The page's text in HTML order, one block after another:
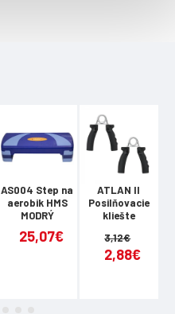
AS004 Step na
aerobik HMS
MODRÝ
25,07€
ATLAN II
Posilňovacie
kliešte
2,88€
3,12€